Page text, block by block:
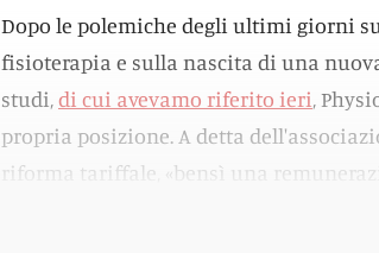
Dopo le polemiche degli ultimi giorni
fisioterapia e sulla nascita di una
studi,di cui avevamo riferito ieri,
propria posizione. A detta
riforma tariffale, «bensì una